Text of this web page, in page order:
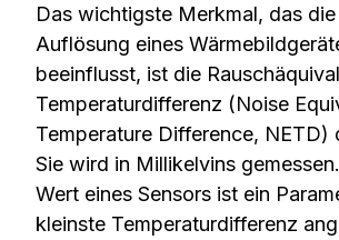
Das wichtigste Merkmal, das
Auflösung eines
beeinflusst, ist die
Temperaturdifferenz (Noise
Temperature Difference, NETD)
Sie wird in Millikelvins
Wert eines Sensors ist ein
kleinste Temperaturdifferenz